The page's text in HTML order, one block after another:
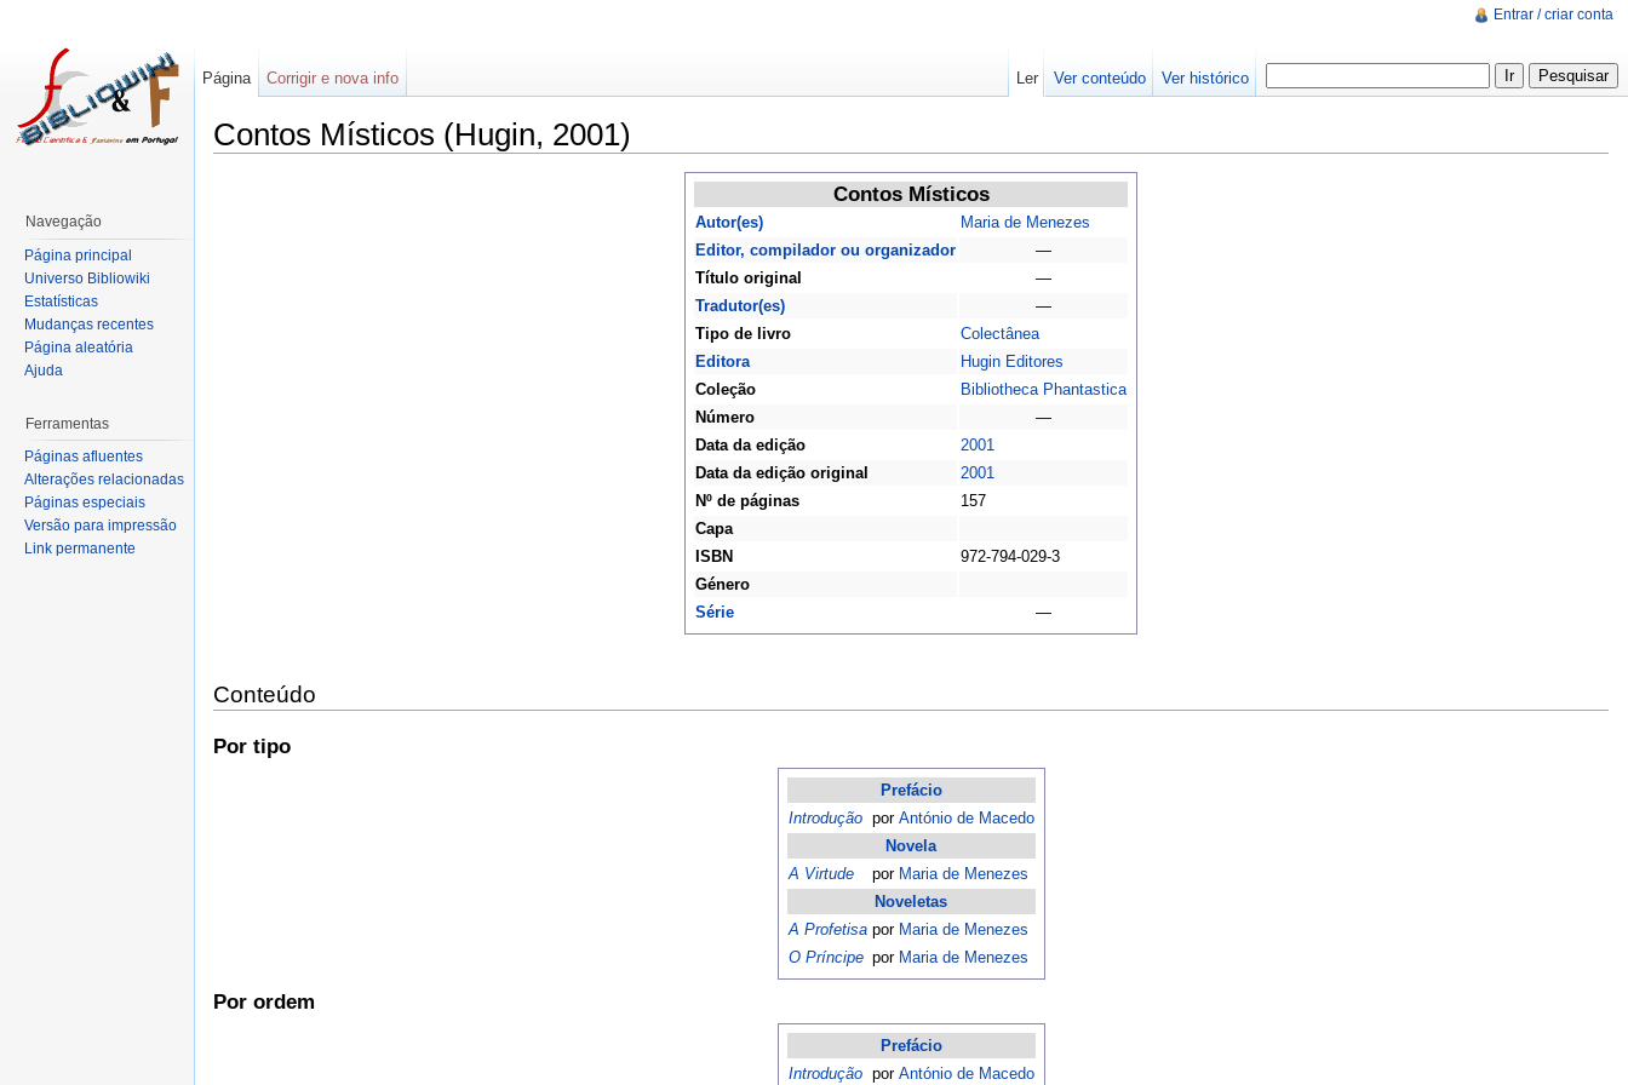
Contos Místicos (Hugin, 2001)
Contos Místicos
Autor(es)
Maria de Menezes
Editor, compilador ou organizador
—
Título original
—
Tradutor(es)
—
Tipo de livro
Colectânea
Editora
Hugin Editores
Coleção
Bibliotheca Phantastica
Número
—
Data da edição
2001
Data da edição original
2001
Nº de páginas
157
Capa
ISBN
972-794-029-3
Género
Série
—
Conteúdo
Por tipo
Prefácio
Introdução por António de Macedo
Novela
A Virtude
por Maria de Menezes
Noveletas
A Profetisa por Maria de Menezes
O Príncipe por Maria de Menezes
Por ordem
Prefácio
Introdução por António de Macedo
Entrar / criar conta
Página Corrigir e nova info Ler Ver conteúdo Ver histórico
Navegação
Página principal
Universo Bibliowiki
Estatísticas
Mudanças recentes
Página aleatória
Ajuda
Ferramentas
Páginas afluentes
Alterações relacionadas
Páginas especiais
Versão para impressão
Link permanente